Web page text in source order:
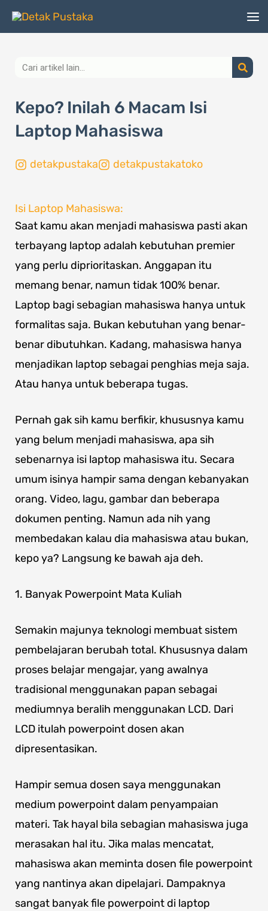
Lewati
Search
Kepo? Inilah 6 Macam Isi
Laptop Mahasiswa
detakpustaka detakpustakatoko
Isi Laptop Mahasiswa:
Saat kamu akan menjadi mahasiswa pasti akan
terbayang laptop adalah kebutuhan premier
yang perlu diprioritaskan. Anggapan itu
memang benar, namun tidak 100% benar.
Laptop bagi sebagian mahasiswa hanya untuk
formalitas saja. Bukan kebutuhan yang benar-
benar dibutuhkan. Kadang, mahasiswa hanya
menjadikan laptop sebagai penghias meja saja.
Atau hanya untuk beberapa tugas.
Pernah gak sih kamu berfikir, khususnya kamu
yang belum menjadi mahasiswa, apa sih
sebenarnya isi laptop mahasiswa itu. Secara
umum isinya hampir sama dengan kebanyakan
orang. Video, lagu, gambar dan beberapa
dokumen penting. Namun ada nih yang
membedakan kalau dia mahasiswa atau bukan,
kepo ya? Langsung ke bawah aja deh.
1. Banyak Powerpoint Mata Kuliah
Semakin majunya teknologi membuat sistem
pembelajaran berubah total. Khususnya dalam
proses belajar mengajar, yang awalnya
tradisional menggunakan papan sebagai
mediumnya beralih menggunakan LCD. Dari
LCD itulah powerpoint dosen akan
dipresentasikan.
Hampir semua dosen saya menggunakan
medium powerpoint dalam penyampaian
materi. Tak hayal bila sebagian mahasiswa juga
merasakan hal itu. Jika malas mencatat,
mahasiswa akan meminta dosen file powerpoint
yang nantinya akan dipelajari. Dampaknya
sangat banyak file powerpoint di laptop